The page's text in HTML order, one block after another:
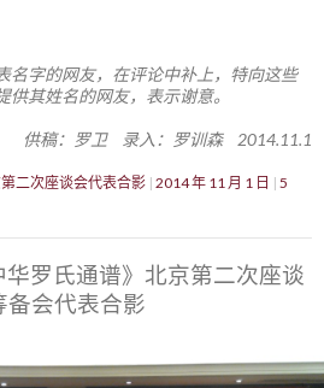
名字的网友，在评论中补上，特向这些
供其姓名的网友，表示谢意。
供稿：罗卫 录入：罗训森 2014.11.1
二次座谈会代表合影 2014 年 11 月 1 日
5
罗氏通谱》北京第二次座谈
备会代表合影